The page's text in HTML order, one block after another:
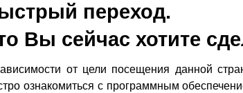
переход.
Вы сейчас хотите
от цели посещения данной
ознакомиться с программным